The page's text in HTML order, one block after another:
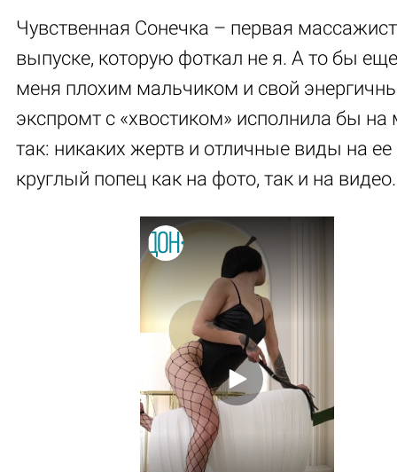
Чувственная Сонечка – первая
выпуске, которую фоткал не я. А то бы
меня плохим мальчиком и свой
экспромт с «хвостиком» исполнила бы на
так: никаких жертв и отличные виды на ее
круглый попец как на фото, так и на видео.